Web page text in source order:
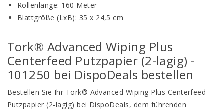
Rollenlänge: 160 Meter
Blattgröße (LxB): 35 x 24,5 cm
Tork® Advanced Wiping Plus
Centerfeed Putzpapier (2-lagig) -
101250 bei DispoDeals bestellen
Bestellen Sie Ihr Tork® Advanced Wiping Plus Centerfeed
Putzpapier (2-lagig) bei DispoDeals, dem führenden